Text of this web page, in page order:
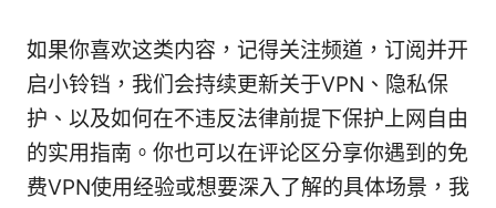
如果你喜欢这类内容，记得关注频道，订阅并开
启小铃铛，我们会持续更新关于VPN、隐私保
护、以及如何在不违反法律前提下保护上网自由
的实用指南。你也可以在评论区分享你遇到的免
费VPN使用经验或想要深入了解的具体场景，我